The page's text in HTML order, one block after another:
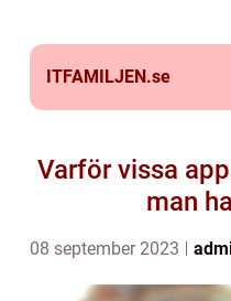
ITFAMILJEN.se
Varför vissa
man
08 september 2023